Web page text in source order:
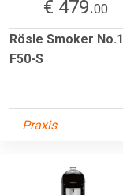
€ 479.00
Rösle Smoker No.1
F50-S
Praxis